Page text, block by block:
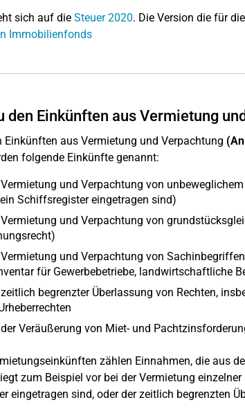
sich auf die Steuer 2020. Die Version die für die
Immobilienfonds
den Einkünften aus Vermietung
Einkünften aus Vermietung und Verpachtung
folgende Einkünfte genannt:
und Verpachtung von
Schiffsregister eingetragen sind)
und Verpachtung von
und Verpachtung von
für Gewerbebetriebe, landwirtschaftliche
begrenzter Überlassung von Rechten,
Veräußerung von Miet- und
zählen Einnahmen, die aus
zum Beispiel vor bei der Vermietung
eingetragen sind, oder der zeitlich begrenzten